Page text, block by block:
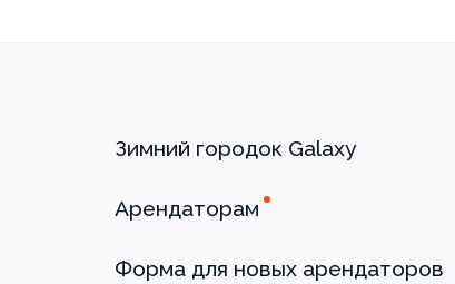
Зимний городок Galaxy
Арендаторам
Форма для новых арендаторов